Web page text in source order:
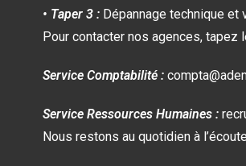
• Taper 3 :Dépannage technique et
Pour contacter nos agences, tapez
Service Comptabilité :
Service Ressources Humaines :
Nous restons au quotidien à